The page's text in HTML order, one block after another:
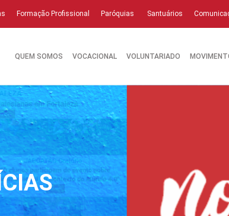
Formação Profissional Paróquias Santuários
QUEM SOMOS VOCACIONAL VOLUNTARIADO